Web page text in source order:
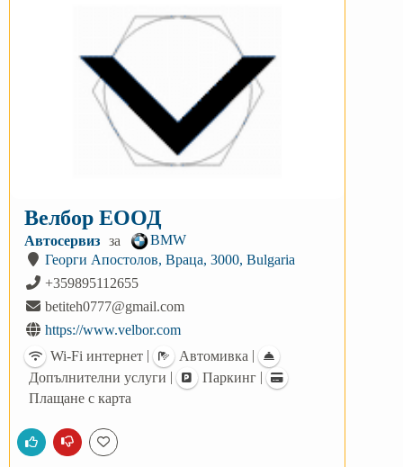
Велбор ЕООД
Автосервиз за
BMW
Георги Апостолов, Враца, 3000, Bulgaria
+359895112655
betiteh0777@gmail.com
https://www.velbor.com
Wi-Fi интернет| Автомивка |
Допълнителни услуги | Паркинг|
Плащане с карта